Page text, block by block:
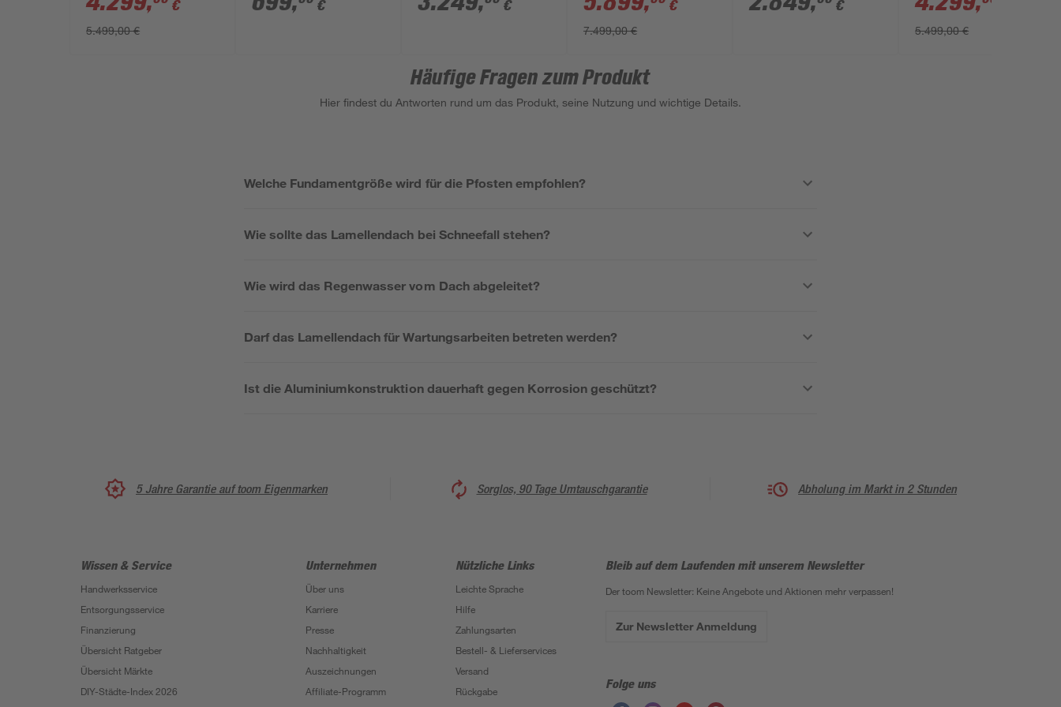
€
5.499,00 €
cm
€
transparent
€ €
7.499,00 €
370 x 433 x 256 cm
€
5.499,00 €
Häufige Fragen zum Produkt
Hier findest du Antworten rund um das Produkt, seine Nutzung und wichtige Details.
Welche Fundamentgröße wird für die Pfosten empfohlen?
Wie sollte das Lamellendach bei Schneefall stehen?
Wie wird das Regenwasser vom Dach abgeleitet?
Darf das Lamellendach für Wartungsarbeiten betreten werden?
Ist die Aluminiumkonstruktion dauerhaft gegen Korrosion geschützt?
5 Jahre Garantie auf toom Eigenmarken Sorglos, 90 Tage Umtauschgarantie Abholung im Markt in 2 Stunden
Wissen & Service
Handwerksservice
Entsorgungsservice
Finanzierung
Übersicht Ratgeber
Übersicht Märkte
DIY-Städte-Index 2026
Unternehmen
Über uns
Karriere
Presse
Nachhaltigkeit
Auszeichnungen
Affiliate-Programm
Nützliche Links
Leichte Sprache
Hilfe
Zahlungsarten
Bestell- & Lieferservices
Versand
Rückgabe
Bleib auf dem Laufenden mit unserem Newsletter
Der toom Newsletter: Keine Angebote und Aktionen mehr verpassen!
Zur Newsletter Anmeldung
Folge uns